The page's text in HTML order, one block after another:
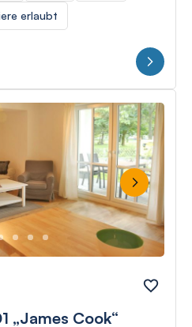
erlaubt
Next
„James Cook“